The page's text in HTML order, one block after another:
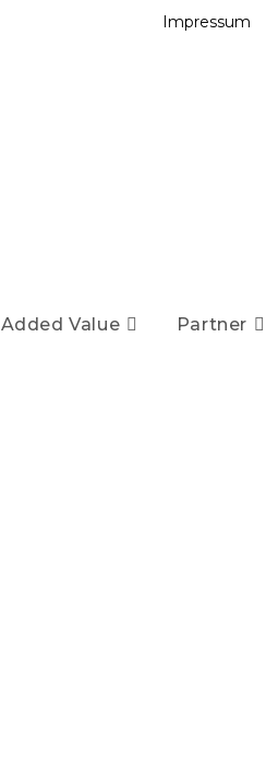
Impressum
Added Value Partner